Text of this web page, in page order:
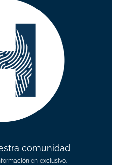
comunidad
en exclusivo.